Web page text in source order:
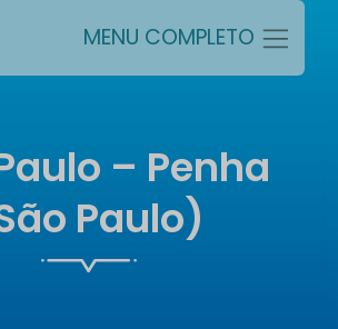
MENU COMPLETO
– Penha
Paulo)